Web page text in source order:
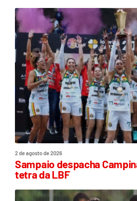
2 de agosto de 2026
Sampaio despacha
tetra da LBF